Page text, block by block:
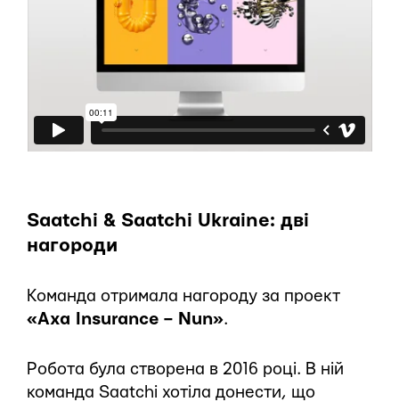
Saatchi & Saatchi Ukraine: дві
нагороди
Команда отримала нагороду за проект
«Axa Insurance – Nun».
Робота була створена в 2016 році. В ній
команда Saatchi хотіла донести, що